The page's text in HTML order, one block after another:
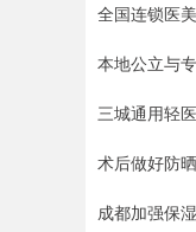
全国连锁医
本地公立与
三城通用轻
术后做好防
成都加强保